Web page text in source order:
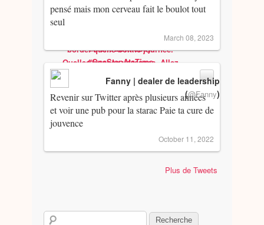
pensé mais mon cerveau fait le boulot tout
seul
March 08, 2023
Revenir sur Twitter après plusieurs années
et voir une pub pour la starac Paie ta cure de
jouvence
Fanny | dealer de leadership
(@Fanny)
October 11, 2022
Plus de Tweets